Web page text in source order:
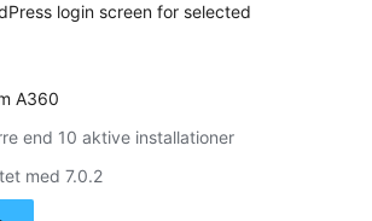
login screen for selected
A360
end 10 aktive installationer
med 7.0.2